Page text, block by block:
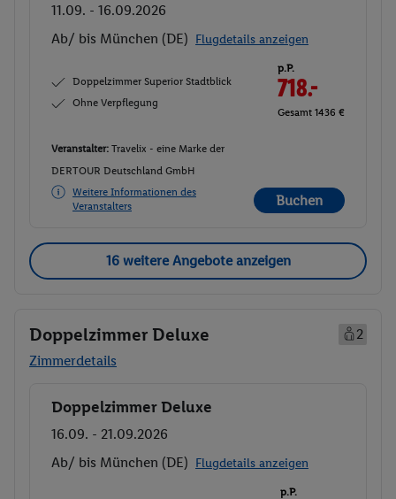
11.09. - 16.09.2026
Ab/ bis München (DE) Flugdetails anzeigen
Doppelzimmer Superior Stadtblick
Ohne Verpflegung
p.P.
718.-
Gesamt 1436 €
Veranstalter: Travelix - eine Marke der
DERTOUR Deutschland GmbH
Weitere Informationen des
Veranstalters
Buchen
16 weitere Angebote anzeigen
Doppelzimmer Deluxe
2
Zimmerdetails
Buchen
Doppelzimmer Deluxe
16.09. - 21.09.2026
Ab/ bis München (DE) Flugdetails anzeigen
p.P.